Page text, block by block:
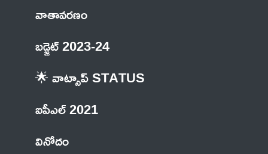
వాతావరణం
బడ్జెట్ 2023-24
🌟 వాట్సాప్ STATUS
ఐపీఎల్ 2021
వినోదం